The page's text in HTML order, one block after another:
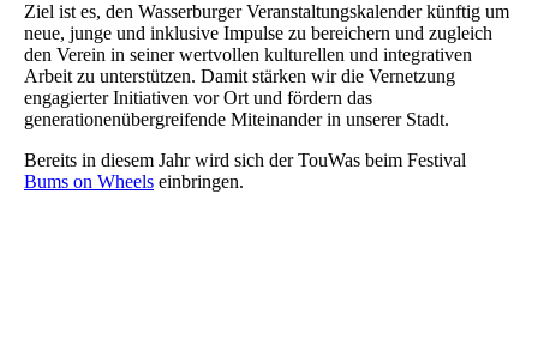
Ziel ist es, den Wasserburger Veranstaltungskalender künftig um
neue, junge und inklusive Impulse zu bereichern und zugleich
den Verein in seiner wertvollen kulturellen und integrativen
Arbeit zu unterstützen. Damit stärken wir die Vernetzung
engagierter Initiativen vor Ort und fördern das
generationenübergreifende Miteinander in unserer Stadt.
Bereits in diesem Jahr wird sich der TouWas beim Festival
Bums on Wheels einbringen.